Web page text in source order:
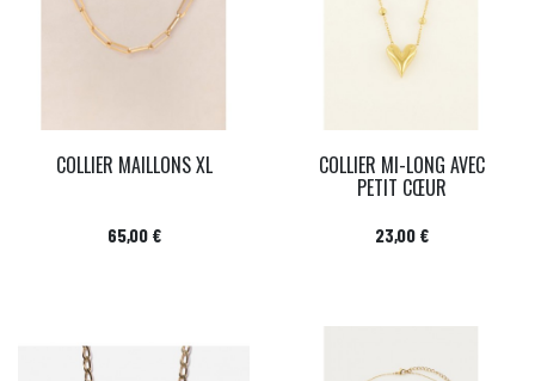
COLLIER MAILLONS XL
Prix
65,00 €
COLLIER MI-LONG AVEC
PETIT CŒUR
Prix
23,00 €